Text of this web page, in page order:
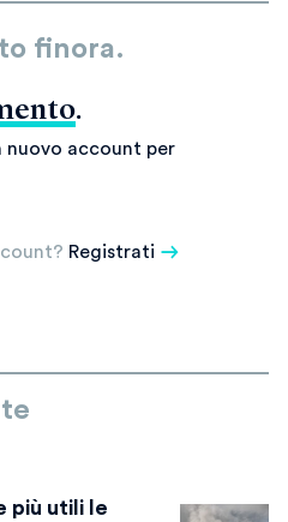
finora.
.
nuovo account per
Registrati
più utili le